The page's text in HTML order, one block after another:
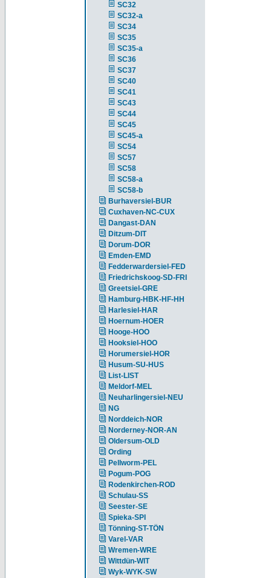
SC32
SC32-a
SC34
SC35
SC35-a
SC36
SC37
SC40
SC41
SC43
SC44
SC45
SC45-a
SC54
SC57
SC58
SC58-a
SC58-b
Burhaversiel-BUR
Cuxhaven-NC-CUX
Dangast-DAN
Ditzum-DIT
Dorum-DOR
Emden-EMD
Fedderwardersiel-FED
Friedrichskoog-SD-FRI
Greetsiel-GRE
Hamburg-HBK-HF-HH
Harlesiel-HAR
Hoernum-HOER
Hooge-HOO
Hooksiel-HOO
Horumersiel-HOR
Husum-SU-HUS
List-LIST
Meldorf-MEL
Neuharlingersiel-NEU
NG
Norddeich-NOR
Norderney-NOR-AN
Oldersum-OLD
Ording
Pellworm-PEL
Pogum-POG
Rodenkirchen-ROD
Schulau-SS
Seester-SE
Spieka-SPI
Tönning-ST-TÖN
Varel-VAR
Wremen-WRE
Wittdün-WIT
Wyk-WYK-SW